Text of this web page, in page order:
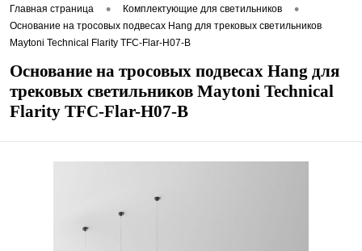
Главная страница • Комплектующие для светильников •
Основание на тросовых подвесах Hang для трековых светильников
Maytoni Technical Flarity TFC-Flar-H07-B
Основание на тросовых подвесах Hang для
трековых светильников Maytoni Technical
Flarity TFC-Flar-H07-B